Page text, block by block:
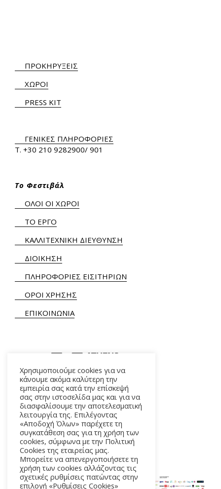
ΠΡΟΚΗΡΥΞΕΙΣ
ΧΩΡΟΙ
PRESS KIT
ΓΕΝΙΚΕΣ ΠΛΗΡΟΦΟΡΙΕΣ
Τ. +30 210 9282900/ 901
Το Φεστιβάλ
ΟΛΟΙ ΟΙ ΧΩΡΟΙ
ΤΟ ΕΡΓΟ
ΚΑΛΛΙΤΕΧΝΙΚΗ ΔΙΕΥΘΥΝΣΗ
ΔΙΟΙΚΗΣΗ
ΠΛΗΡΟΦΟΡΙΕΣ ΕΙΣΙΤΗΡΙΩΝ
ΟΡΟΙ ΧΡΗΣΗΣ
ΕΠΙΚΟΙΝΩΝΙΑ
ΑΛΚΜΗΝΗΣ 5 – 118 54 ΑΘΗΝΑ
Χρησιμοποιούμε cookies για να
κάνουμε ακόμα καλύτερη την
εμπειρία σας κατά την επίσκεψή
σας στην ιστοσελίδα μας και για να
διασφαλίσουμε την αποτελεσματική
λειτουργία της. Επιλέγοντας
«Αποδοχή Όλων» παρέχετε τη
συγκατάθεση σας για τη χρήση των
cookies, σύμφωνα με την Πολιτική
Cookies της εταιρείας μας.
Μπορείτε να απενεργοποιήσετε τη
χρήση των cookies αλλάζοντας τις
σχετικές ρυθμίσεις πατώντας στην
επιλογή «Ρυθμίσεις Cookies»